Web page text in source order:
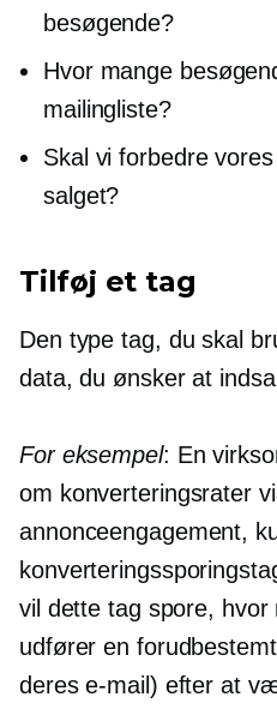
besøgende?
Hvor mange
mailingliste?
Skal vi forbedre
salget?
Tilføj et tag
Den type tag, du skal
data, du ønsker at
For eksempel: En
om konverteringsrater
annonceengagement,
vil dette tag spore,
udfører en
deres e-mail) efter at